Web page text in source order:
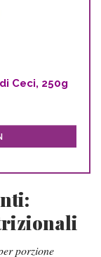
Ceci, 250g
porzione